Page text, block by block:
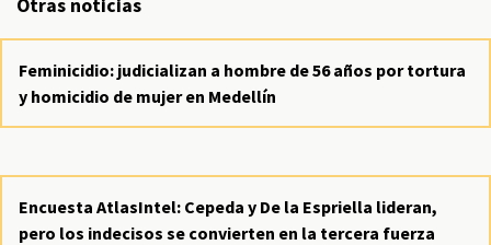
Otras noticias
Feminicidio: judicializan a hombre de 56 años por tortura
y homicidio de mujer en Medellín
Encuesta AtlasIntel: Cepeda y De la Espriella lideran,
pero los indecisos se convierten en la tercera fuerza